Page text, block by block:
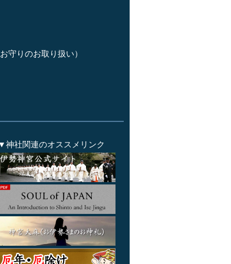
守りのお取り扱い）
▼神社関連のオススメリンク